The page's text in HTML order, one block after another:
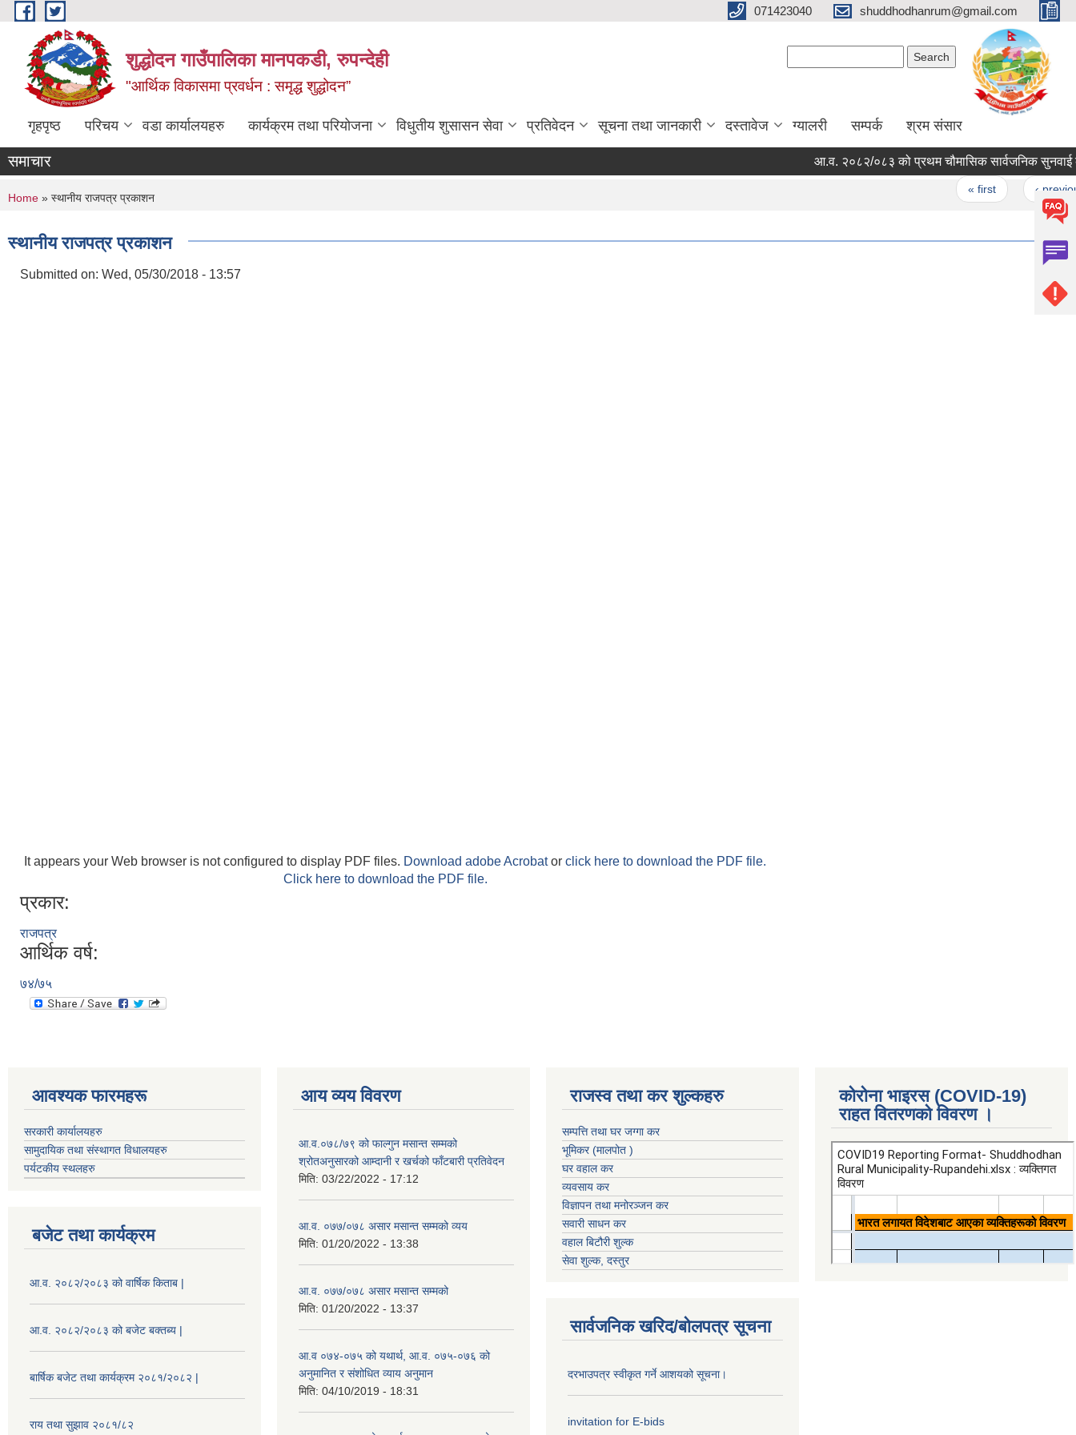
Skip to main content 071423040 shuddhodhanrum@gmail.com
शुद्धोदन गाउँपालिका मानपकडी, रुपन्देही
"आर्थिक विकासमा प्रवर्धन : समृद्ध शुद्धोदन”
गृहपृष्ठ परिचय वडा कार्यालयहरु कार्यक्रम तथा परियोजना विधुतीय शुसासन सेवा प्रतिवेदन सूचना तथा जानकारी दस्तावेज ग्यालरी सम्पर्क श्रम संसार
समाचार आ.व. २०८२/०८३ को प्रथम चौमासिक सार्वजनिक सुनवाई
‹ previous
You are here
Home » स्थानीय राजपत्र प्रकाशन
स्थानीय राजपत्र प्रकाशन
Submitted on: Wed, 05/30/2018 - 13:57
It appears your Web browser is not configured to display PDF files. Download adobe Acrobator click here to download the PDF file.
Click here to download the PDF file.
प्रकार:
राजपत्र
आर्थिक वर्ष:
७४/७५
आवश्यक फारमहरू
सरकारी कार्यालयहरु
सामुदायिक तथा संस्थागत विधालयहरु
पर्यटकीय स्थलहरु
बजेट तथा कार्यक्रम
आ.व. २०८२/२०८३ को वार्षिक किताब |
आ.व. २०८२/२०८३ को बजेट बक्तब्य |
बार्षिक बजेट तथा कार्यक्रम २०८१/२०८२ |
राय तथा सुझाव २०८१/८२
आय व्यय विवरण
आ.व.०७८/७९ को फाल्गुन मसान्त सम्मको
श्रोतअनुसारको आम्दानी र खर्चको फाँटबारी प्रतिवेदन
मिति: 03/22/2022 - 17:12
आ.व. ०७७/०७८ असार मसान्त सम्मको व्यय
मिति: 01/20/2022 - 13:38
आ.व. ०७७/०७८ असार मसान्त सम्मको
मिति: 01/20/2022 - 13:37
आ.व ०७४-०७५ को यथार्थ, आ.व. ०७५-०७६ को
अनुमानित र संशोधित व्याय अनुमान
मिति: 04/10/2019 - 18:31
राजस्व तथा कर शुल्कहरु
सम्पत्ति तथा घर जग्गा कर
भूमिकर (मालपोत )
घर वहाल कर
व्यवसाय कर
विज्ञापन तथा मनोरञ्जन कर
सवारी साधन कर
वहाल बिटौरी शुल्क
सेवा शुल्क, दस्तुर
सार्वजनिक खरिद/बोलपत्र सूचना
दरभाउपत्र स्वीकृत गर्ने आशयको सूचना।
invitation for E-bids
कोरोना भाइरस (COVID-19)
राहत वितरणको विवरण ।